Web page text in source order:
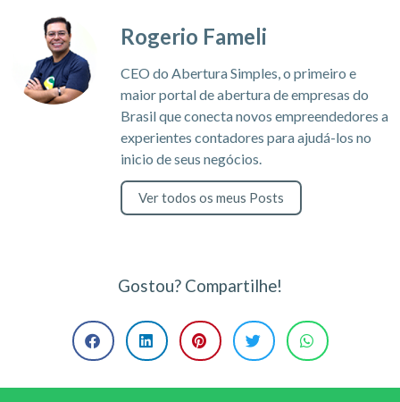
Rogerio Fameli
CEO do Abertura Simples, o primeiro e
maior portal de abertura de empresas do
Brasil que conecta novos empreendedores a
experientes contadores para ajudá-los no
inicio de seus negócios.
Ver todos os meus Posts
Gostou? Compartilhe!